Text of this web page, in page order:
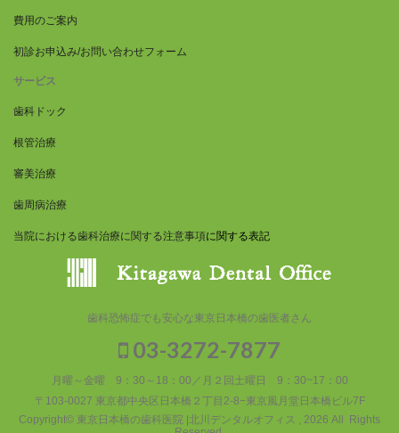
費用のご案内
初診お申込み/お問い合わせフォーム
サービス
歯科ドック
根管治療
審美治療
歯周病治療
当院における歯科治療に関する注意事項に関する表記
歯科恐怖症でも安心な東京日本橋の歯医者さん
03-3272-7877
月曜～金曜 9：30～18：00／月２回土曜日 9：30~17：00
〒103-0027 東京都中央区日本橋２丁目2-8−東京風月堂日本橋ビル7F
Copyright© 東京日本橋の歯科医院 |北川デンタルオフィス , 2026 All Rights